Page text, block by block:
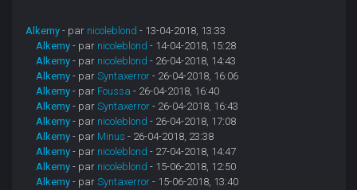
Alkemy - par nicoleblond - 13-04-2018, 13:33
Alkemy - par nicoleblond - 14-04-2018, 15:28
Alkemy - par nicoleblond - 26-04-2018, 14:43
Alkemy - parSyntaxerror - 26-04-2018, 16:06
Alkemy - par Foussa - 26-04-2018, 16:40
Alkemy - parSyntaxerror - 26-04-2018, 16:43
Alkemy - par nicoleblond - 26-04-2018, 17:08
Alkemy - par Minus - 26-04-2018, 23:38
Alkemy - par nicoleblond - 27-04-2018, 14:47
Alkemy - par nicoleblond - 15-06-2018, 12:50
Alkemy - parSyntaxerror - 15-06-2018, 13:40